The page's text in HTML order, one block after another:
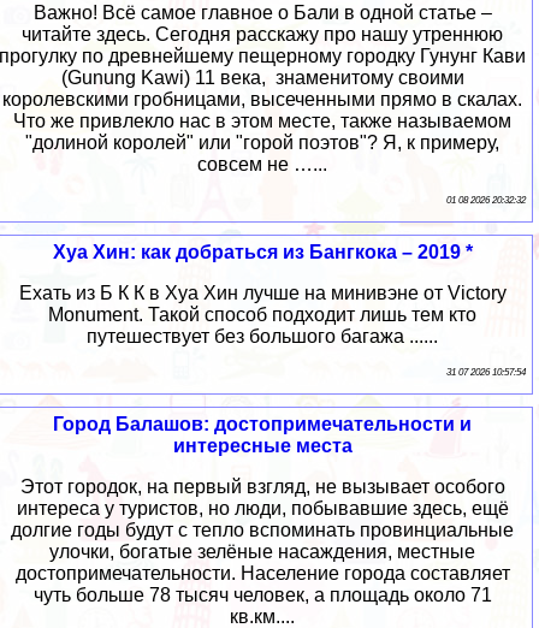
Важно! Всё самое главное о Бали в одной статье –
читайте здесь. Сегодня расскажу про нашу утреннюю
прогулку по древнейшему пещерному городку Гунунг Кави
(Gunung Kawi) 11 века, знаменитому своими
королевскими гробницами, высеченными прямо в скалах.
Что же привлекло нас в этом месте, также называемом
"долиной королей" или "горой поэтов"? Я, к примеру,
совсем не …...
01 08 2026 20:32:32
Хуа Хин: как добраться из Бангкока – 2019 *
Ехать из Б К К в Хуа Хин лучше на минивэне от Victory
Monument. Такой способ подходит лишь тем кто
путешествует без большого багажа ......
31 07 2026 10:57:54
Город Балашов: достопримечательности и
интересные места
Этот городок, на первый взгляд, не вызывает особого
интереса у туристов, но люди, побывавшие здесь, ещё
долгие годы будут с тепло вспоминать провинциальные
улочки, богатые зелёные насаждения, местные
достопримечательности. Население города составляет
чуть больше 78 тысяч человек, а площадь около 71
кв.км....